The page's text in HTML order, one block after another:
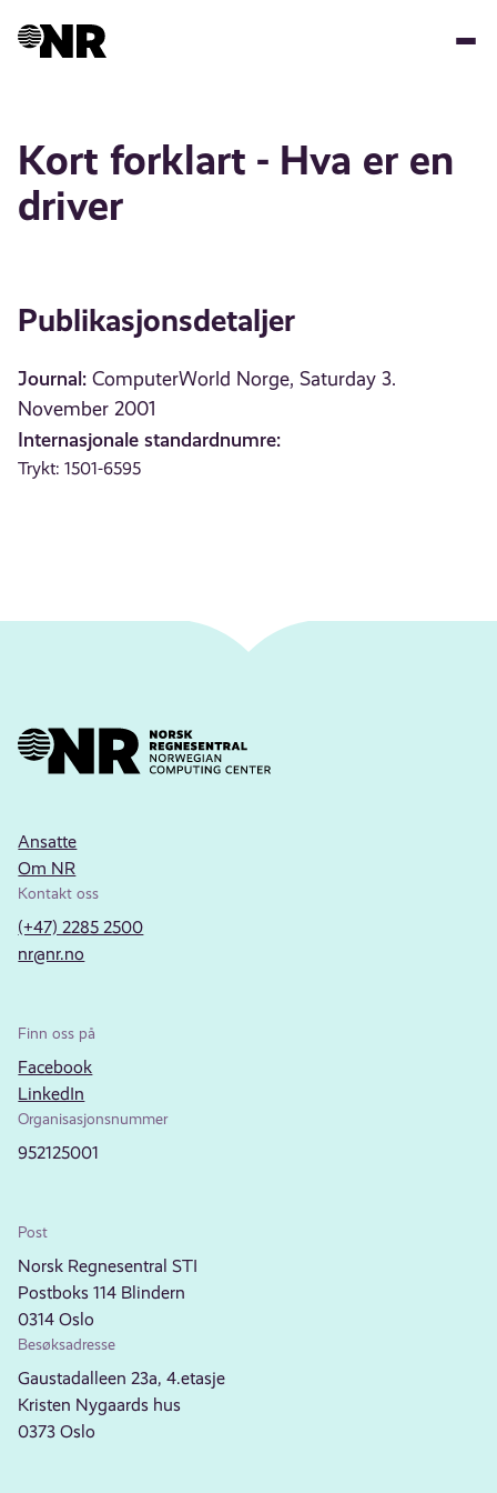
Kort forklart - Hva er en
driver
Publikasjonsdetaljer
Journal: ComputerWorld Norge, Saturday 3.
November 2001
Internasjonale standardnumre:
Trykt: 1501-6595
Ansatte
Om NR
Kontakt oss
(+47) 2285 2500
nr@nr.no
Finn oss på
Facebook
LinkedIn
Organisasjonsnummer
952125001
Post
Norsk Regnesentral STI
Postboks 114 Blindern
0314 Oslo
Besøksadresse
Gaustadalleen 23a, 4.etasje
Kristen Nygaards hus
0373 Oslo